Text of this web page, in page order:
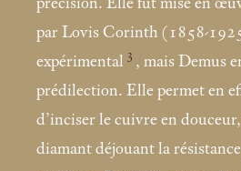
précision. Elle fut mise en
par Lovis Corinth (1858-
expérimental 3 , mais Demus
prédilection. Elle permet en
d’inciser le cuivre en
diamant déjouant la